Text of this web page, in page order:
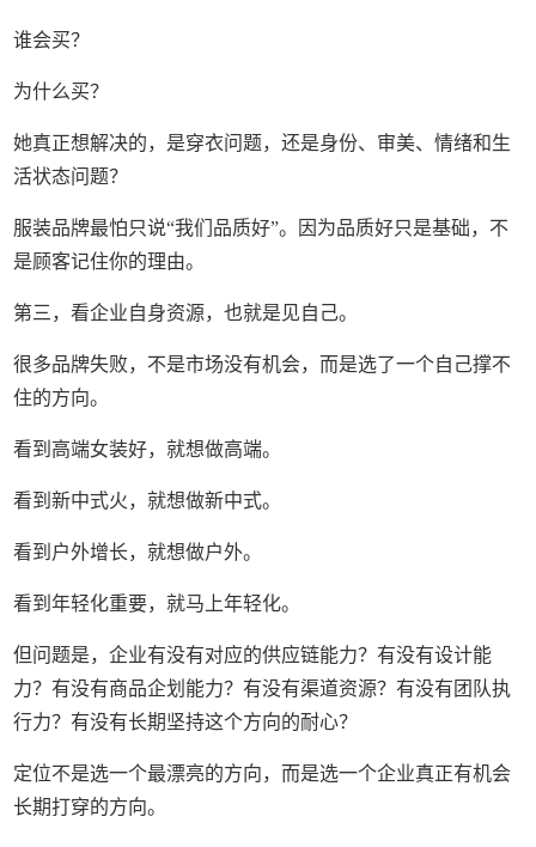
谁会买？
为什么买？
她真正想解决的，是穿衣问题，还是身份、审美、情绪和生
活状态问题？
服装品牌最怕只说“我们品质好”。因为品质好只是基础，不
是顾客记住你的理由。
第三，看企业自身资源，也就是见自己。
很多品牌失败，不是市场没有机会，而是选了一个自己撑不
住的方向。
看到高端女装好，就想做高端。
看到新中式火，就想做新中式。
看到户外增长，就想做户外。
看到年轻化重要，就马上年轻化。
但问题是，企业有没有对应的供应链能力？有没有设计能
力？有没有商品企划能力？有没有渠道资源？有没有团队执
行力？有没有长期坚持这个方向的耐心？
定位不是选一个最漂亮的方向，而是选一个企业真正有机会
长期打穿的方向。